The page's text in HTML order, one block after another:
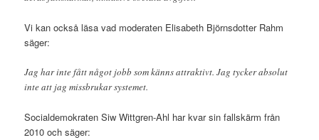
Vi kan också läsa vad moderaten Elisabeth Björnsdotter Rahm
säger:
Jag har inte fått något jobb som känns attraktivt. Jag tycker absolut
inte att jag missbrukar systemet.
Socialdemokraten Siw Wittgren-Ahl har kvar sin fallskärm från
2010 och säger: